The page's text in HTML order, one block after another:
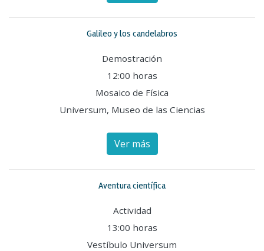
Galileo y los candelabros
Demostración
12:00 horas
Mosaico de Física
Universum, Museo de las Ciencias
Ver más
Aventura científica
Actividad
13:00 horas
Vestíbulo Universum